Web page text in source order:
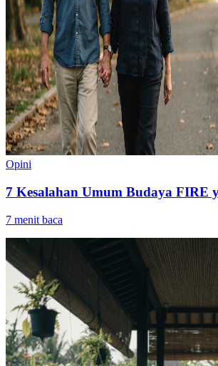
Opini
7 Kesalahan Umum Budaya FIRE
7 menit baca